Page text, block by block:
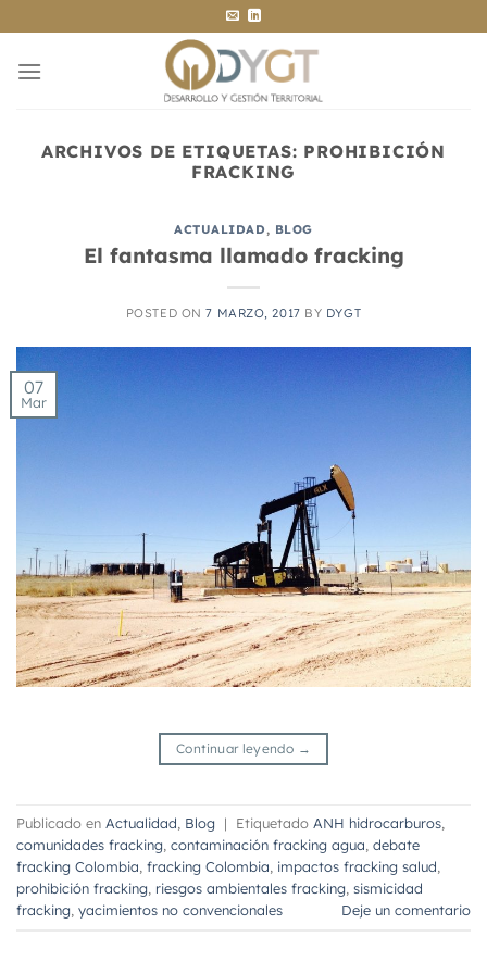
al
contenido
ARCHIVOS DE ETIQUETAS: PROHIBICIÓN
FRACKING
ACTUALIDAD, BLOG
El fantasma llamado fracking
POSTED ON7 MARZO, 2017 BY DYGT
07
Mar
Continuar leyendo →
Publicado en Actualidad, Blog | Etiquetado ANH hidrocarburos,
comunidades fracking, contaminación fracking agua, debate
fracking Colombia, fracking Colombia, impactos fracking salud,
prohibición fracking, riesgos ambientales fracking, sismicidad
fracking, yacimientos no convencionales Deje un comentario